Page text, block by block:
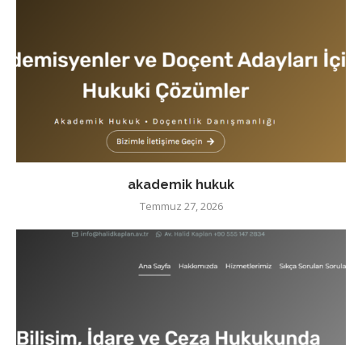
akademik hukuk
Temmuz 27, 2026